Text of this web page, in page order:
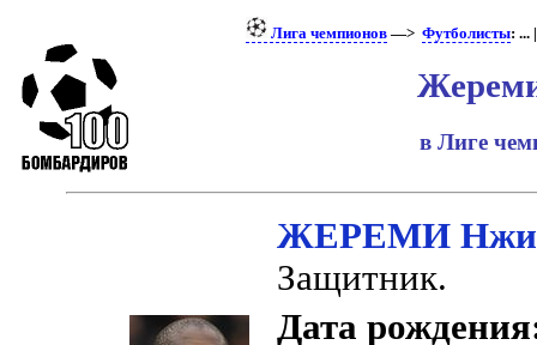
Лига чемпионов—> Футболисты: ...
в Лиге
ЖЕРЕМИ
Защитник.
Дата